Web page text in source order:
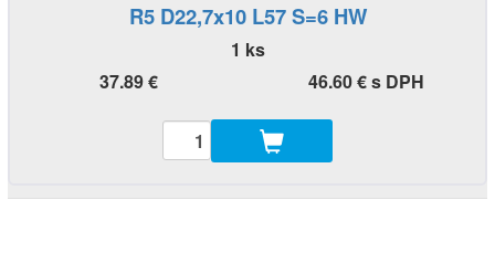
R5 D22,7x10 L57 S=6 HW
1 ks
37.89 €
46.60 € s DPH